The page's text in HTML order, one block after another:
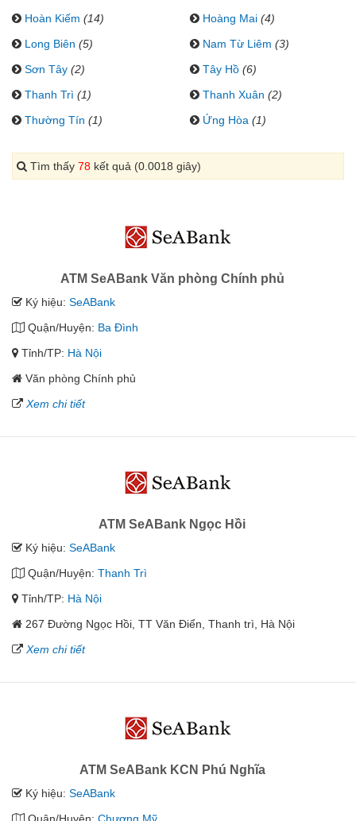
Hoàn Kiếm (14) Hoàng Mai (4)
Long Biên (5) Nam Từ Liêm (3)
Sơn Tây (2) Tây Hồ (6)
Thanh Trì (1) Thanh Xuân (2)
Thường Tín (1) Ứng Hòa (1)
Tìm thấy 78 kết quả (0.0018 giây)
ATM SeABank Văn phòng Chính phủ
Ký hiệu: SeABank
Quận/Huyện: Ba Đình
Tỉnh/TP: Hà Nội
Văn phòng Chính phủ
Xem chi tiết
ATM SeABank Ngọc Hồi
Ký hiệu: SeABank
Quận/Huyện: Thanh Trì
Tỉnh/TP: Hà Nội
267 Đường Ngọc Hồi, TT Văn Điển, Thanh trì, Hà Nội
Xem chi tiết
ATM SeABank KCN Phú Nghĩa
Ký hiệu: SeABank